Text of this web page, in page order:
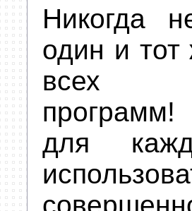
Никогда
один и
всех
для